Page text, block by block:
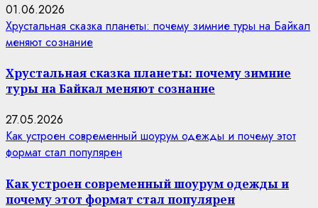
01.06.2026
Хрустальная сказка планеты: почему зимние туры на Байкал
меняют сознание
Хрустальная сказка планеты: почему зимние
туры на Байкал меняют сознание
27.05.2026
Как устроен современный шоурум одежды и почему этот
формат стал популярен
Как устроен современный шоурум одежды и
почему этот формат стал популярен